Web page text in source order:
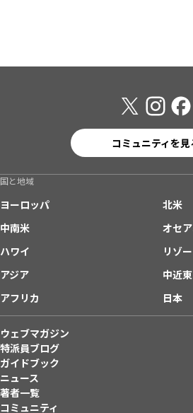
コミュニティを見
国と地域
ヨーロッパ
北米
中南米
オセ
ハワイ
リゾ
アジア
中近東
アフリカ
日本
ウェブマガジン
特派員ブログ
ガイドブック
ニュース
著者一覧
コミュニティ